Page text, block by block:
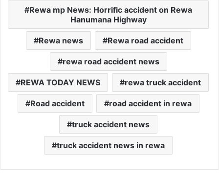
Rewa mp News: Horrific accident on Rewa
Hanumana Highway
Rewa news Rewa road accident
rewa road accident news
REWA TODAY NEWS rewa truck accident
Road accident road accident in rewa
truck accident news
truck accident news in rewa